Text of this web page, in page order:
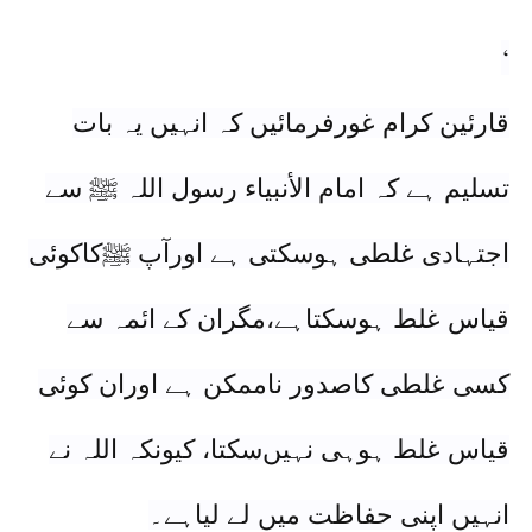
رب راضی نہیںمگرارشاد ہواکہ فَكُلُوا
طیب ،معلوم ہوا کہ خطاء اجتہادی
پرکوئی پکڑ نہیں‘
(جاء الحق:ص 37مطبوعہ اسلامک
پبلشردھلی سن اشاعت 2003ء)
‘
قارئین کرام غورفرمائیں کہ انہیں یہ بات
تسلیم ہے کہ امام الأنبیاء رسول اللہ ﷺ سے
اجتہادی غلطی ہوسکتی ہے اورآپ ﷺکاکوئی
قیاس غلط ہوسکتاہے،مگران کے ائمہ سے
کسی غلطی کاصدور ناممکن ہے اوران کوئی
قیاس غلط ہوہی نہیں‌سکتا، کیونکہ اللہ نے
انہیں اپنی حفاظت میں لے لیاہے۔